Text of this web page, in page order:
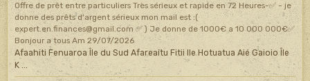
Offre de prêt entre particuliers Très sérieux et rapide en 72 Heures-✅ - je
donne des prêts d'argent sérieux mon mail est :(
expert.en.finances@gmail.com ✅ ) Je donne de 1000€ a 10 000 000€✅
Bonjour a tous Am 29/07/2026
Afaahiti Fenuaroa Île du Sud Afareaitu Fitii Ile Hotuatua Aié Gaioio Île
K ...